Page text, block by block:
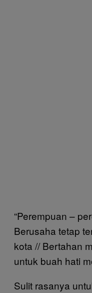
“Perempuan –
Berusaha tetap
kota // Bertahan
untuk buah hati
Sulit rasanya